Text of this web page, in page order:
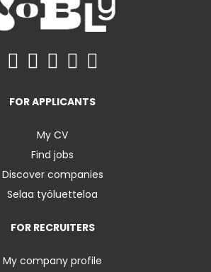
FOR APPLICANTS
My CV
Find jobs
Discover companies
Selaa työluetteloa
FOR RECRUITERS
My company profile